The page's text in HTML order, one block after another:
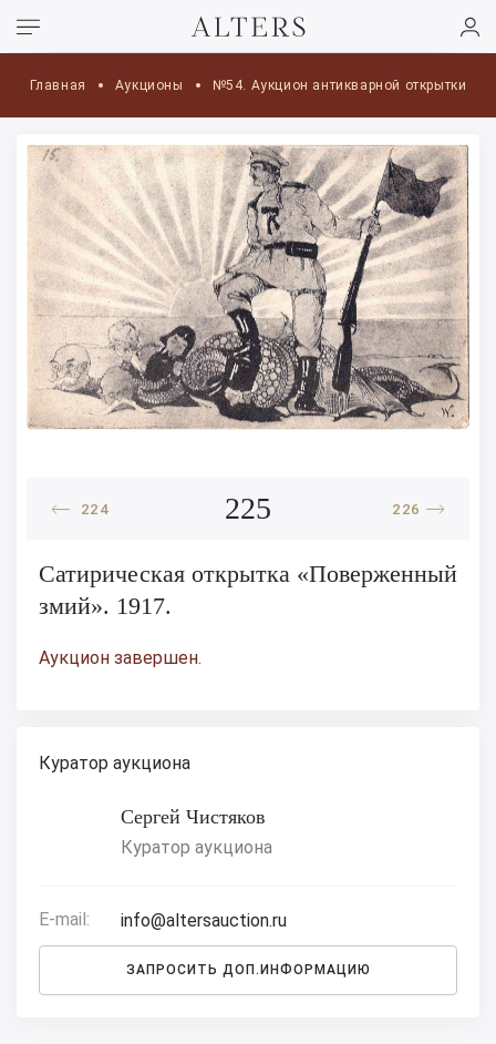
Главная Аукционы №54. Аукцион антикварной открытки
224 225 226
Сатирическая открытка «Поверженный
змий». 1917.
Аукцион завершен.
Куратор аукциона
Сергей Чистяков
Куратор аукциона
E-mail: info@altersauction.ru
ЗАПРОСИТЬ ДОП.ИНФОРМАЦИЮ